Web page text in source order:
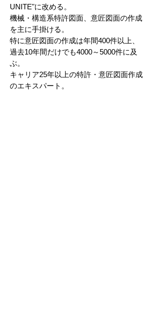
UNITE"​に改める。
機械・構造系特許図面、 意匠図面の作成
を主に手掛ける。
特に意匠図面の作成は年間400件以上、
過去10年間だけでも4000～5000件に及
ぶ。
キャリア25年以上の特許・意匠図面作成
のエキスパート。